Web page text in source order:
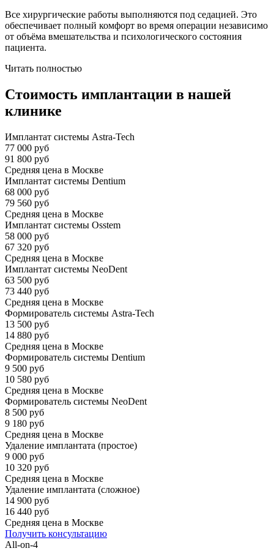
Все хирургические работы выполняются под седацией. Это
обеспечивает полный комфорт во время операции независимо
от объёма вмешательства и психологического состояния
пациента.
Читать полностью
Стоимость имплантации в нашей
клинике
Имплантат системы Astra-Tech
77 000 руб
91 800 руб
Средняя цена в Москве
Имплантат системы Dentium
68 000 руб
79 560 руб
Средняя цена в Москве
Имплантат системы Osstem
58 000 руб
67 320 руб
Средняя цена в Москве
Имплантат системы NeoDent
63 500 руб
73 440 руб
Средняя цена в Москве
Формирователь системы Astra-Tech
13 500 руб
14 880 руб
Средняя цена в Москве
Формирователь системы Dentium
9 500 руб
10 580 руб
Средняя цена в Москве
Формирователь системы NeoDent
8 500 руб
9 180 руб
Средняя цена в Москве
Удаление имплантата (простое)
9 000 руб
10 320 руб
Средняя цена в Москве
Удаление имплантата (сложное)
14 900 руб
16 440 руб
Средняя цена в Москве
Получить консультацию
All-on-4